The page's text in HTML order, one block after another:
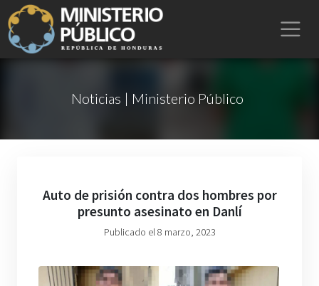
Noticias | Ministerio Público
Auto de prisión contra dos hombres por
presunto asesinato en Danlí
Publicado el 8 marzo, 2023